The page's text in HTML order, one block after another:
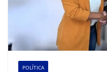
POLÍTICA